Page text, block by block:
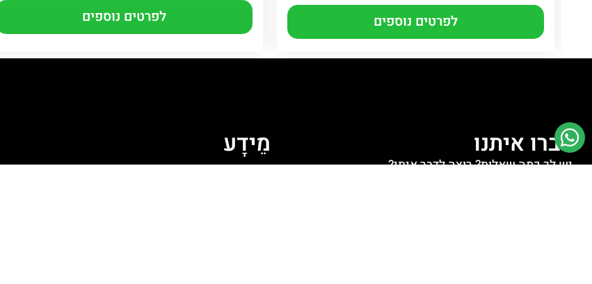
לפרטים נוספים לפרטים נוספים
מֵידָע דברו איתנו
יש לך כמה שאלות? רוצה לדבר איתי?